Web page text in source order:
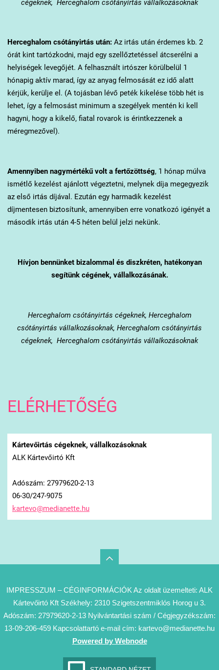
cégeknek, Herceghalom csótányirtás vállalkozásoknak
Herceghalomcsótányirtás után:Az irtás után érdemes kb. 2
órát kint tartózkodni, majd egy szellőztetéssel átcserélni a
helyiségek levegőjét. A felhasznált irtószer körülbelül 1
hónapig aktív marad, így az anyag felmosását ez idő alatt
kérjük, kerülje el. (A tojásban lévő peték kikelése több hét is
lehet, így a felmosást minimum a szegélyek mentén ki kell
hagyni, hogy a kikelő, fiatal rovarok is érintkezzenek a
méregmezővel).
Amennyiben nagymértékű volt a fertőzöttség, 1 hónap múlva
ismétlő kezelést ajánlott végeztetni, melynek díja megegyezik
az első irtás díjával. Ezután egy harmadik kezelést
díjmentesen biztosítunk, amennyiben erre vonatkozó igényét a
második irtás után 4-5 héten belül jelzi nekünk.
Hívjon bennünket bizalommal és diszkréten, hatékonyan
segítünk cégének, vállalkozásának.
Herceghalom csótányirtás cégeknek, Herceghalom
csótányirtás vállalkozásoknak, Herceghalom csótányirtás
cégeknek, Herceghalom csótányirtás vállalkozásoknak
ELÉRHETŐSÉG
Kártevőirtás cégeknek, vállalkozásoknak
ALK Kártevőirtó Kft
Adószám: 27979620-2-13
06-30/247-9075
kartevo@medianette.hu
IMPRESSZUM – CÉGINFORMÁCIÓK Az oldalt üzemelteti: ALK
Kártevőirtó Kft Székhely: 2310 Szigetszentmiklós Horog u 3.
Adószám: 27979620-2-13 Nyilvántartási szám / Cégjegyzékszám:
13-09-206-459 Kapcsolattartó e-mail cím: kartevo@medianette.hu
Powered by Webnode